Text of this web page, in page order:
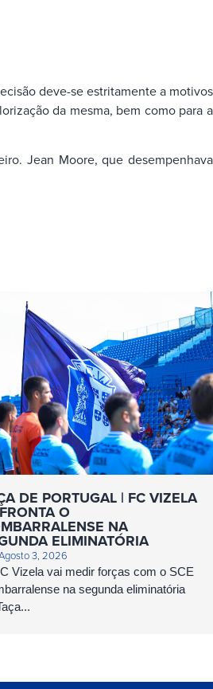
deve-se estritamente a motivos
da mesma, bem como para a
Jean Moore, que desempenhava
DE PORTUGAL | FC VIZELA
O
NA
ELIMINATÓRIA
3, 2026
Vizela vai medir forças com o SCE
na segunda eliminatória